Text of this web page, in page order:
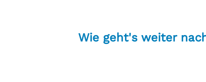
den Raum Dresden müssen
PSZ erfolgen. Eine Anmeldung
Wie geht's weiter